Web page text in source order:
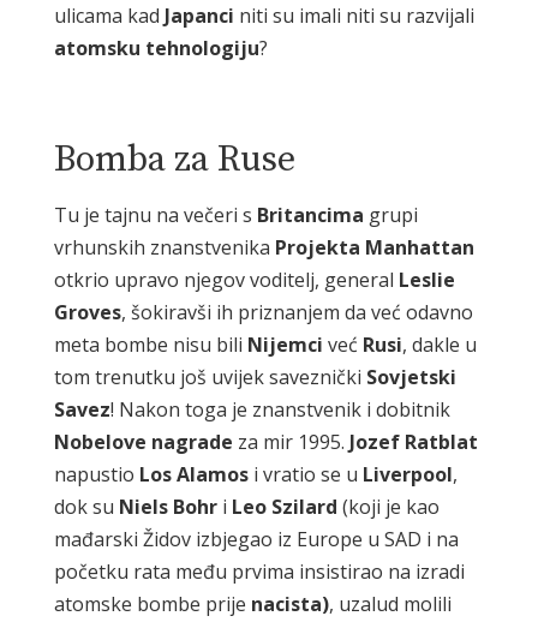
ulicama kad Japanci niti su imali niti su razvijali
atomsku tehnologiju?
Bomba za Ruse
Tu je tajnu na večeri s Britancima grupi
vrhunskih znanstvenika Projekta Manhattan
otkrio upravo njegov voditelj, general Leslie
Groves, šokiravši ih priznanjem da već odavno
meta bombe nisu bili Nijemci već Rusi, dakle u
tom trenutku još uvijek saveznički Sovjetski
Savez! Nakon toga je znanstvenik i dobitnik
Nobelove nagrade za mir 1995. Jozef Ratblat
napustio LosAlamosi vratio se u Liverpool,
dok su Niels Bohri Leo Szilard (koji je kao
mađarski Židov izbjegao iz Europe u SAD i na
početku rata među prvima insistirao na izradi
atomske bombe prije nacista), uzalud molili